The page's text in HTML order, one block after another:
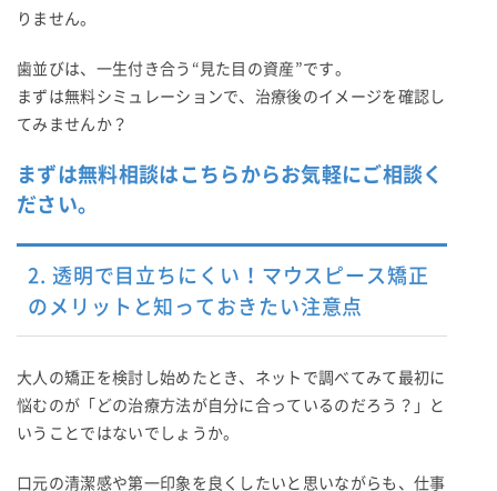
りません。
歯並びは、一生付き合う“見た目の資産”です。
まずは無料シミュレーションで、治療後のイメージを確認し
てみませんか？
まずは無料相談はこちらからお気軽にご相談く
ださい。
2. 透明で目立ちにくい！マウスピース矯正
のメリットと知っておきたい注意点
大人の矯正を検討し始めたとき、ネットで調べてみて最初に
悩むのが「どの治療方法が自分に合っているのだろう？」と
いうことではないでしょうか。
口元の清潔感や第一印象を良くしたいと思いながらも、仕事